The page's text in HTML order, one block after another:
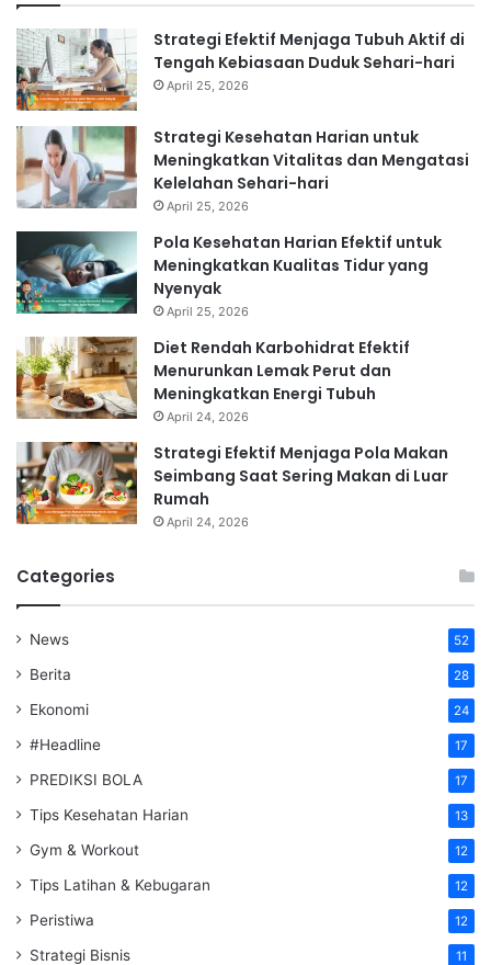
Strategi Efektif Menjaga Tubuh Aktif di
Tengah Kebiasaan Duduk Sehari-hari
April 25, 2026
Strategi Kesehatan Harian untuk
Meningkatkan Vitalitas dan Mengatasi
Kelelahan Sehari-hari
April 25, 2026
Pola Kesehatan Harian Efektif untuk
Meningkatkan Kualitas Tidur yang
Nyenyak
April 25, 2026
Diet Rendah Karbohidrat Efektif
Menurunkan Lemak Perut dan
Meningkatkan Energi Tubuh
April 24, 2026
Strategi Efektif Menjaga Pola Makan
Seimbang Saat Sering Makan di Luar
Rumah
April 24, 2026
Categories
News 52
Berita 28
Ekonomi 24
#Headline 17
PREDIKSI BOLA 17
Tips Kesehatan Harian 13
Gym & Workout 12
Tips Latihan & Kebugaran 12
Peristiwa 12
Strategi Bisnis 11